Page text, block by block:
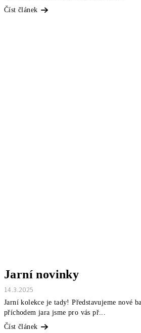
Číst článek
Jarní novinky
14.3.2025
Jarní kolekce je tady! Představujeme nové
příchodem jara jsme pro vás př...
Číst článek